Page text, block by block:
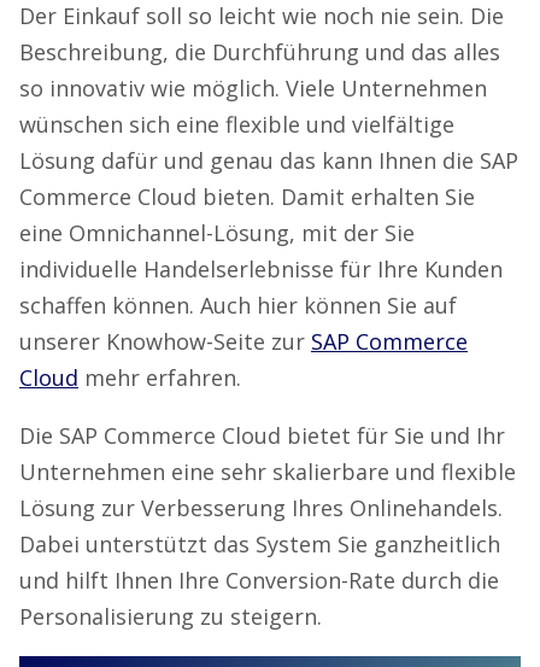
Der Einkauf soll so leicht wie noch nie sein. Die
Beschreibung, die Durchführung und das alles
so innovativ wie möglich. Viele Unternehmen
wünschen sich eine flexible und vielfältige
Lösung dafür und genau das kann Ihnen die SAP
Commerce Cloud bieten. Damit erhalten Sie
eine Omnichannel-Lösung, mit der Sie
individuelle Handelserlebnisse für Ihre Kunden
schaffen können. Auch hier können Sie auf
unserer Knowhow-Seite zur SAP Commerce
Cloud mehr erfahren.
Die SAP Commerce Cloud bietet für Sie und Ihr
Unternehmen eine sehr skalierbare und flexible
Lösung zur Verbesserung Ihres Onlinehandels.
Dabei unterstützt das System Sie ganzheitlich
und hilft Ihnen Ihre Conversion-Rate durch die
Personalisierung zu steigern.